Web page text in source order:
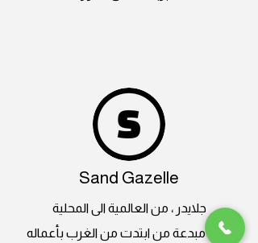
Sand Gazelle
جلايدر ، من العالمية الى المحلية
بداية مبدعة من ابتدت من الغرب بأعماله